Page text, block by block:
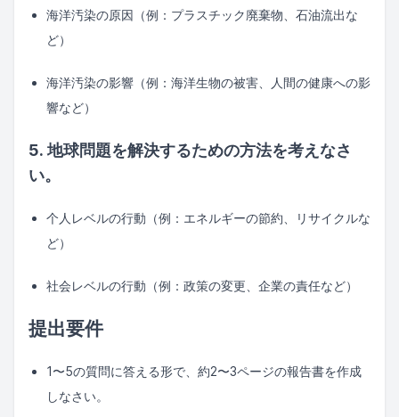
海洋汚染の原因（例：プラスチック廃棄物、石油流出な
ど）
海洋汚染の影響（例：海洋生物の被害、人間の健康への影
響など）
5. 地球問題を解決するための方法を考えなさ
い。
个人レベルの行動（例：エネルギーの節約、リサイクルな
ど）
社会レベルの行動（例：政策の変更、企業の責任など）
提出要件
1〜5の質問に答える形で、約2〜3ページの報告書を作成
しなさい。